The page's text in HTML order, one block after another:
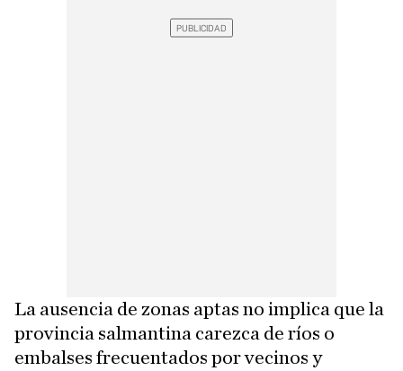
La ausencia de zonas aptas no implica que la
provincia salmantina carezca de ríos o
embalses frecuentados por vecinos y